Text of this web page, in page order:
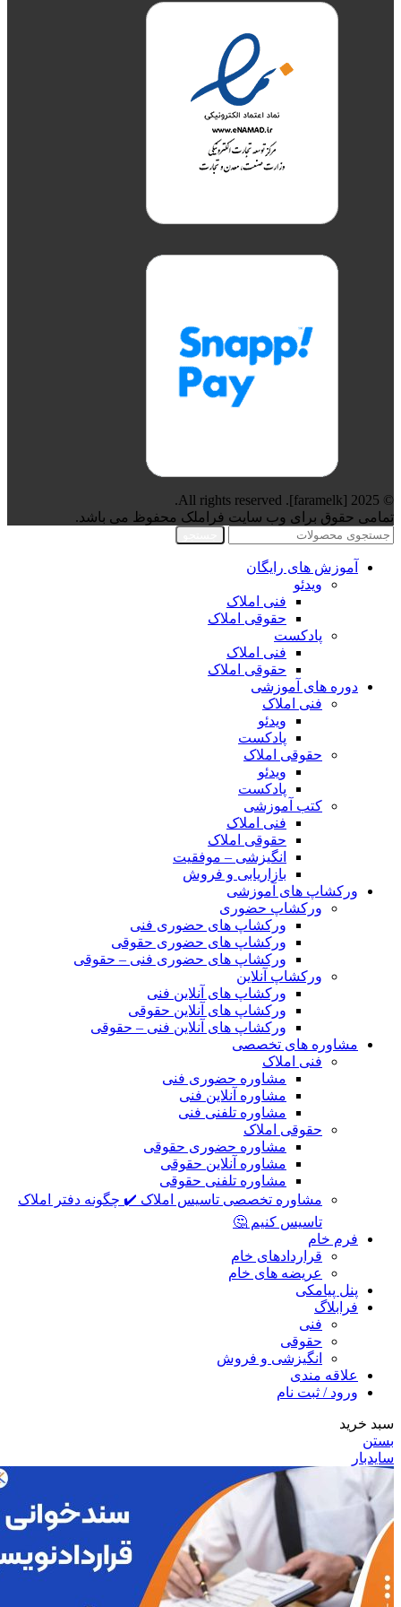
© 2025 [faramelk]. All rights reserved.
تمامی حقوق برای وب سایت فراملک محفوظ می باشد.
آموزش های رایگان
ویدئو
فنی املاک
حقوقی املاک
پادکست
فنی املاک
حقوقی املاک
دوره های آموزشی
فنی املاک
ویدئو
پادکست
حقوقی املاک
ویدئو
پادکست
کتب آموزشی
فنی املاک
حقوقی املاک
انگیزشی – موفقیت
بازاریابی و فروش
ورکشاپ های آموزشی
ورکشاپ حضوری
ورکشاپ های حضوری فنی
ورکشاپ های حضوری حقوقی
ورکشاپ های حضوری فنی – حقوقی
ورکشاپ آنلاین
ورکشاپ های آنلاین فنی
ورکشاپ های آنلاین حقوقی
ورکشاپ های آنلاین فنی – حقوقی
مشاوره های تخصصی
فنی املاک
مشاوره حضوری فنی
مشاوره آنلاین فنی
مشاوره تلفنی فنی
حقوقی املاک
مشاوره حضوری حقوقی
مشاوره آنلاین حقوقی
مشاوره تلفنی حقوقی
مشاوره تخصصی تاسیس املاک ✔️ چگونه دفتر املاک
تاسیس کنیم 🤔
فرم خام
قراردادهای خام
عریضه های خام
پنل پیامکی
فرابلاگ
فنی
حقوقی
انگیزشی و فروش
علاقه مندی
ورود / ثبت نام
سبد خرید
بستن
سایدبار